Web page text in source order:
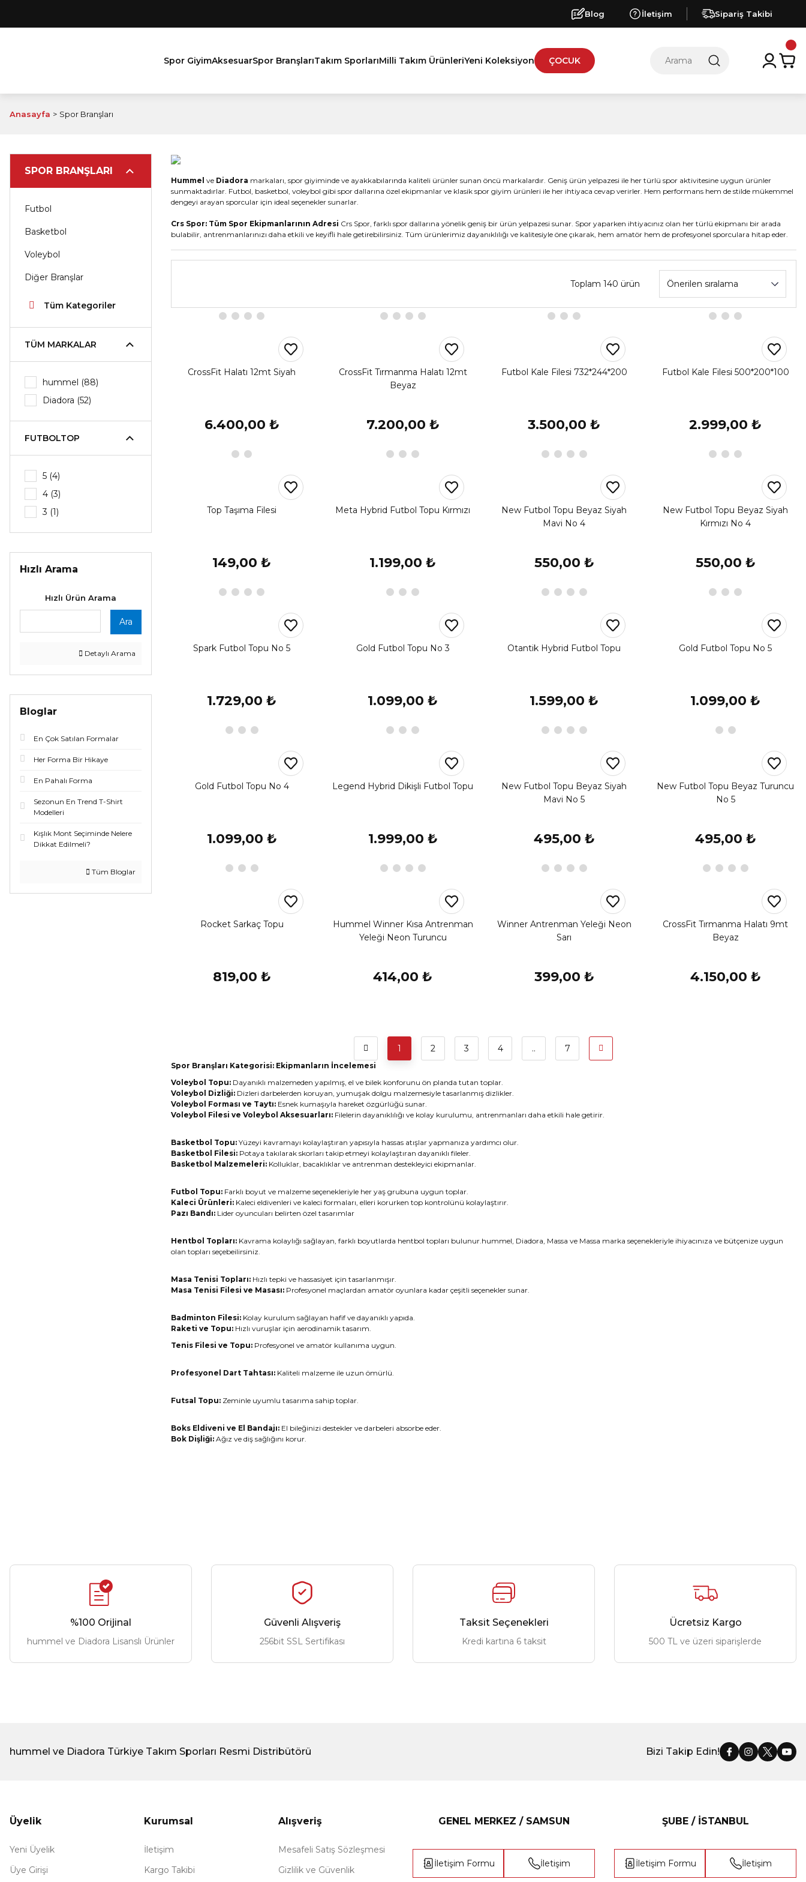
Blog İletişim Sipariş Takibi
Spor GiyimAksesuarSpor BranşlarıTakım SporlarıMilli Takım ÜrünleriYeni Koleksiyon ÇOCUK
Anasayfa Spor Branşları
SPOR BRANŞLARI
Futbol
Basketbol
Voleybol
Diğer Branşlar
Tüm Kategoriler
TÜM MARKALAR
hummel (88)
Diadora (52)
FUTBOLTOP
5 (4)
4 (3)
3 (1)
Hızlı Arama
Hızlı Ürün Arama
Ara
Detaylı Arama
Bloglar
En Çok Satılan Formalar
Her Forma Bir Hikaye
En Pahalı Forma
Sezonun En Trend T-Shirt
Modelleri
Kışlık Mont Seçiminde Nelere
Dikkat Edilmeli?
Tüm Bloglar
Hummel ve Diadora markaları, spor giyiminde ve ayakkabılarında kaliteli ürünler sunan öncü markalardır. Geniş ürün yelpazesi ile her türlü spor aktivitesine uygun ürünler
sunmaktadırlar. Futbol, basketbol, voleybol gibi spor dallarına özel ekipmanlar ve klasik spor giyim ürünleri ile her ihtiyaca cevap verirler. Hem performans hem de stilde mükemmel
dengeyi arayan sporcular için ideal seçenekler sunarlar.
Crs Spor: Tüm Spor Ekipmanlarının Adresi Crs Spor, farklı spor dallarına yönelik geniş bir ürün yelpazesi sunar. Spor yaparken ihtiyacınız olan her türlü ekipmanı bir arada
bulabilir, antrenmanlarınızı daha etkili ve keyifli hale getirebilirsiniz. Tüm ürünlerimiz dayanıklılığı ve kalitesiyle öne çıkarak, hem amatör hem de profesyonel sporculara hitap eder.
Toplam 140 ürün
CrossFit Halatı 12mt Siyah
6.400,00 ₺
CrossFit Tırmanma Halatı 12mt
Beyaz
7.200,00 ₺
Futbol Kale Filesi 732*244*200
3.500,00 ₺
Futbol Kale Filesi 500*200*100
2.999,00 ₺
Top Taşıma Filesi
149,00 ₺
Meta Hybrid Futbol Topu Kırmızı
1.199,00 ₺
New Futbol Topu Beyaz Siyah
Mavi No 4
550,00 ₺
New Futbol Topu Beyaz Siyah
Kırmızı No 4
550,00 ₺
Spark Futbol Topu No 5
1.729,00 ₺
Gold Futbol Topu No 3
1.099,00 ₺
Otantik Hybrid Futbol Topu
1.599,00 ₺
Gold Futbol Topu No 5
1.099,00 ₺
Gold Futbol Topu No 4
1.099,00 ₺
Legend Hybrid Dikişli Futbol Topu
1.999,00 ₺
New Futbol Topu Beyaz Siyah
Mavi No 5
495,00 ₺
New Futbol Topu Beyaz Turuncu
No 5
495,00 ₺
Rocket Sarkaç Topu
819,00 ₺
Hummel Winner Kısa Antrenman
Yeleği Neon Turuncu
414,00 ₺
Winner Antrenman Yeleği Neon
Sarı
399,00 ₺
CrossFit Tırmanma Halatı 9mt
Beyaz
4.150,00 ₺
1 2 3 4 .. 7
Spor Branşları Kategorisi: Ekipmanların İncelemesi
Voleybol Topu:Dayanıklı malzemeden yapılmış, el ve bilek konforunu ön planda tutan toplar.
Voleybol Dizliği:Dizleri darbelerden koruyan, yumuşak dolgu malzemesiyle tasarlanmış dizlikler.
Voleybol Forması ve Taytı:Esnek kumaşıyla hareket özgürlüğü sunar.
Voleybol Filesi ve Voleybol Aksesuarları:Filelerin dayanıklılığı ve kolay kurulumu, antrenmanları daha etkili hale getirir.
Basketbol Topu:Yüzeyi kavramayı kolaylaştıran yapısıyla hassas atışlar yapmanıza yardımcı olur.
Basketbol Filesi:Potaya takılarak skorları takip etmeyi kolaylaştıran dayanıklı fileler.
Basketbol Malzemeleri:Kolluklar, bacaklıklar ve antrenman destekleyici ekipmanlar.
Futbol Topu:Farklı boyut ve malzeme seçenekleriyle her yaş grubuna uygun toplar.
Kaleci Ürünleri:Kaleci eldivenleri ve kaleci formaları, elleri korurken top kontrolünü kolaylaştırır.
Pazı Bandı:Lider oyuncuları belirten özel tasarımlar
Hentbol Topları:Kavrama kolaylığı sağlayan, farklı boyutlarda hentbol topları bulunur.hummel, Diadora, Massa ve Massa marka seçenekleriyle ihiyacınıza ve bütçenize uygun
olan topları seçebeilirsiniz.
Masa Tenisi Topları:Hızlı tepki ve hassasiyet için tasarlanmışır.
Masa Tenisi Filesi ve Masası:Profesyonel maçlardan amatör oyunlara kadar çeşitli seçenekler sunar.
Badminton Filesi:Kolay kurulum sağlayan hafif ve dayanıklı yapıda.
Raketi ve Topu:Hızlı vuruşlar için aerodinamik tasarım.
Tenis Filesi ve Topu:Profesyonel ve amatör kullanıma uygun.
Profesyonel Dart Tahtası:Kaliteli malzeme ile uzun ömürlü.
Futsal Topu:Zeminle uyumlu tasarıma sahip toplar.
Boks Eldiveni ve El Bandajı:El bileğinizi destekler ve darbeleri absorbe eder.
Bok Dişliği:Ağız ve diş sağlığını korur.
%100 Orijinal
hummel ve Diadora Lisanslı Ürünler
Güvenli Alışveriş
256bit SSL Sertifikası
Taksit Seçenekleri
Kredi kartına 6 taksit
Ücretsiz Kargo
500 TL ve üzeri siparişlerde
hummel ve Diadora Türkiye Takım Sporları Resmi Distribütörü Bizi Takip Edin!
Üyelik
Yeni Üyelik
Üye Girişi
Kurumsal
İletişim
Kargo Takibi
Alışveriş
Mesafeli Satış Sözleşmesi
Gizlilik ve Güvenlik
GENEL MERKEZ / SAMSUN
İletişim Formu İletişim
ŞUBE / İSTANBUL
İletişim Formu İletişim